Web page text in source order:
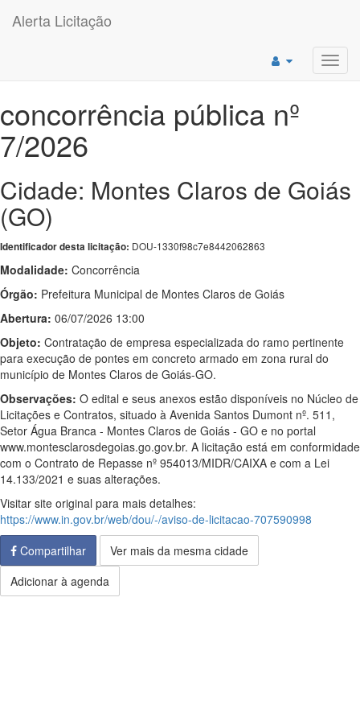
Alerta Licitação
concorrência pública nº
7/2026
Cidade: Montes Claros de Goiás
(GO)
Identificador desta licitação: DOU-1330f98c7e8442062863
Modalidade: Concorrência
Órgão: Prefeitura Municipal de Montes Claros de Goiás
Abertura: 06/07/2026 13:00
Objeto: Contratação de empresa especializada do ramo pertinente
para execução de pontes em concreto armado em zona rural do
município de Montes Claros de Goiás-GO.
Observações: O edital e seus anexos estão disponíveis no Núcleo de
Licitações e Contratos, situado à Avenida Santos Dumont nº. 511,
Setor Água Branca - Montes Claros de Goiás - GO e no portal
www.montesclarosdegoias.go.gov.br. A licitação está em conformidade
com o Contrato de Repasse nº 954013/MIDR/CAIXA e com a Lei
14.133/2021 e suas alterações.
Visitar site original para mais detalhes:
https://www.in.gov.br/web/dou/-/aviso-de-licitacao-707590998
Compartilhar
Ver mais da mesma cidade
Adicionar à agenda